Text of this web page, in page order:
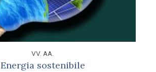
VV. AA.
Energia sostenibile